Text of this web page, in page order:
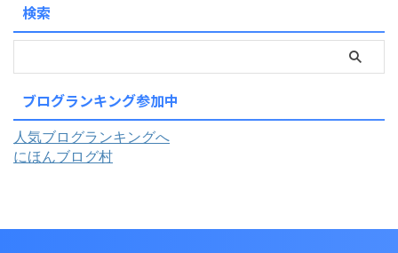
検索
ブログランキング参加中
人気ブログランキングへ
にほんブログ村